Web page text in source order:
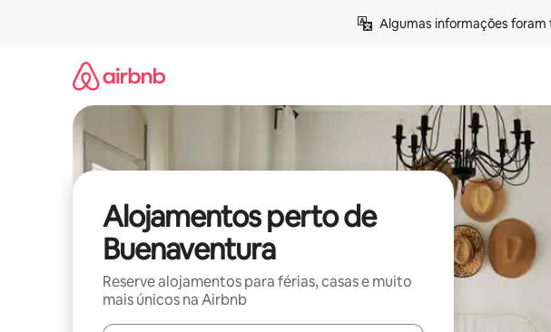
Algumas informações
Alojamentos perto de
Buenaventura
Reserve alojamentos para férias, casas e muito
mais únicos na Airbnb